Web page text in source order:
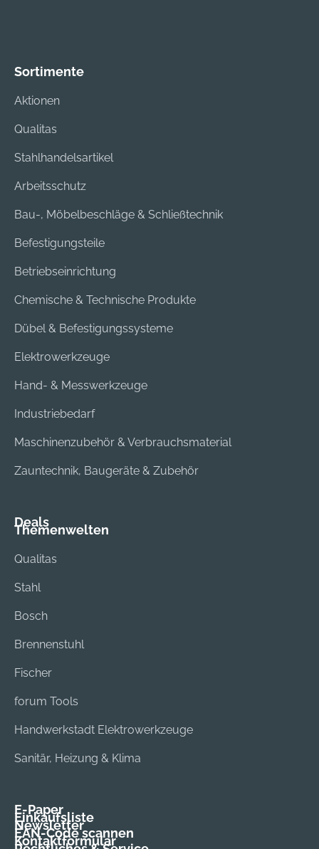
Sortimente
Aktionen
Qualitas
Stahlhandelsartikel
Arbeitsschutz
Bau-, Möbelbeschläge & Schließtechnik
Befestigungsteile
Betriebseinrichtung
Chemische & Technische Produkte
Dübel & Befestigungssysteme
Elektrowerkzeuge
Hand- & Messwerkzeuge
Industriebedarf
Maschinenzubehör & Verbrauchsmaterial
Zauntechnik, Baugeräte & Zubehör
Deals
Themenwelten
Qualitas
Stahl
Bosch
Brennenstuhl
Fischer
forum Tools
Handwerkstadt Elektrowerkzeuge
Sanitär, Heizung & Klima
E-Paper
Einkaufsliste
Newsletter
EAN-Code scannen
Kontaktformular